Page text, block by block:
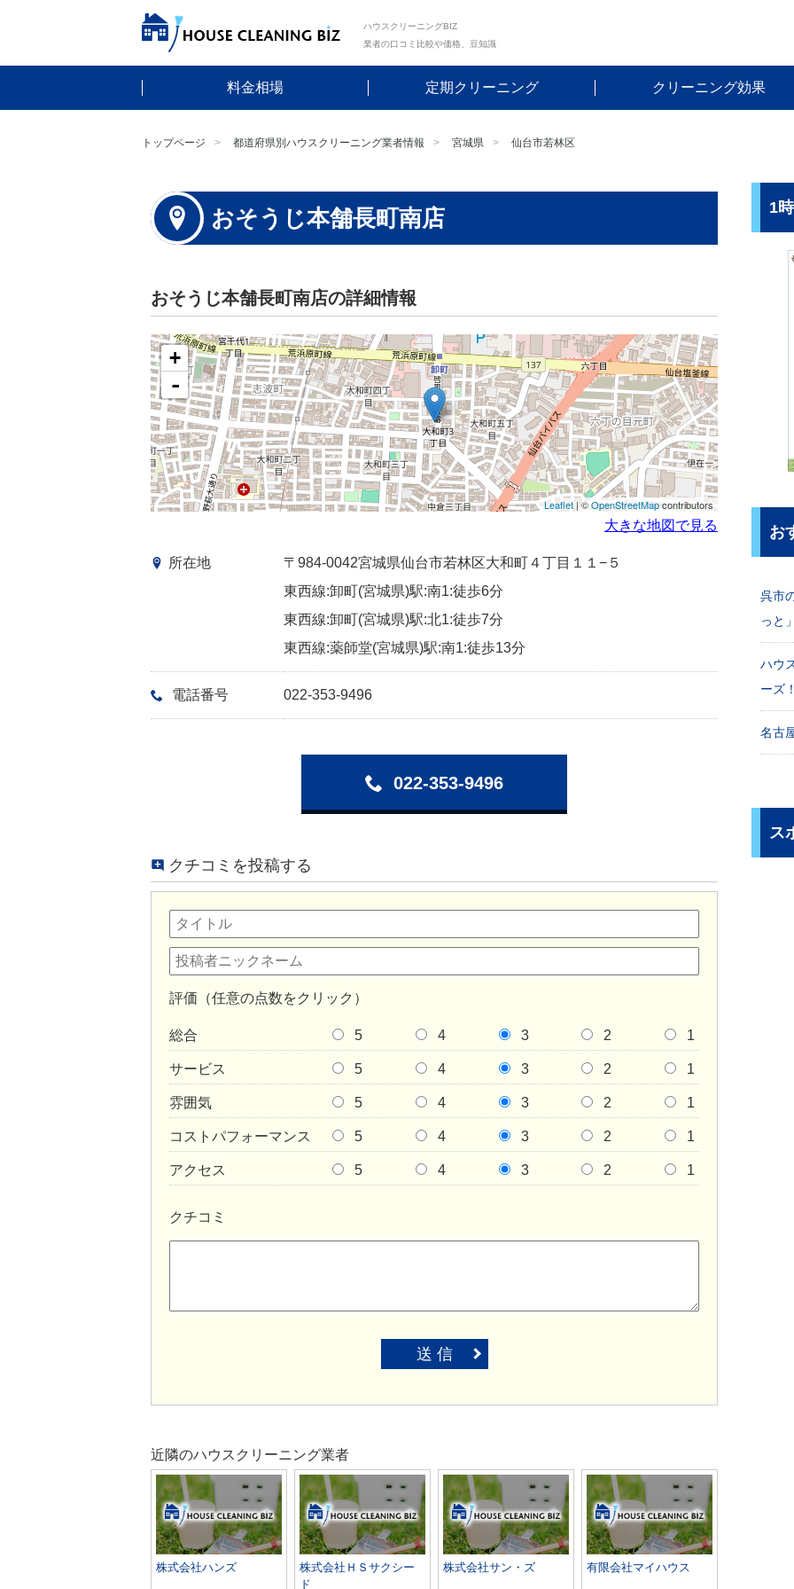
ハウスクリーニングBIZ
業者の口コミ比較や価格、豆知識
料金相場 定期クリーニング クリーニング効果
トップページ 都道府県別ハウスクリーニング業者情報 宮城県 仙台市若林区
おそうじ本舗長町南店
おそうじ本舗長町南店の詳細情報
+
-
Leaflet | ©OpenStreetMapcontributors
大きな地図で見る
所在地
〒984-0042宮城県仙台市若林区大和町４丁目１１−５
東西線:卸町(宮城県)駅:南1:徒歩6分
東西線:卸町(宮城県)駅:北1:徒歩7分
東西線:薬師堂(宮城県)駅:南1:徒歩13分
電話番号 022-353-9496
022-353-9496
クチコミを投稿する
評価（任意の点数をクリック）
総合 5 4 3 2 1
サービス 5 4 3 2 1
雰囲気 5 4 3 2 1
コストパフォーマンス 5 4 3 2 1
アクセス 5 4 3 2 1
クチコミ
送 信
近隣のハウスクリーニング業者
株式会社ハンズ
株式会社ＨＳサクシー
ド
株式会社サン・ズ 有限会社マイハウス
1
お
呉市
っと」
ハウ
ーズ！
名古
ス